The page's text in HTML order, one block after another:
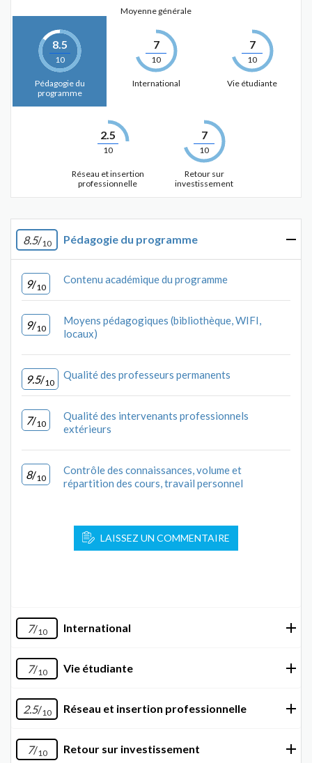
Moyenne générale
8.5
10
Pédagogie du
programme
7
10
International
7
10
Vie étudiante
2.5
10
Réseau et insertion
professionnelle
7
10
Retour sur
investissement
8.5/10 Pédagogie du programme
9/10
Contenu académique du programme
9/10
Moyens pédagogiques (bibliothèque, WIFI,
locaux)
9.5/10
Qualité des professeurs permanents
7/10
Qualité des intervenants professionnels
extérieurs
8/10
Contrôle des connaissances, volume et
répartition des cours, travail personnel
LAISSEZ UN COMMENTAIRE
7/10 International
7/10 Vie étudiante
2.5/10 Réseau et insertion professionnelle
7/10 Retour sur investissement